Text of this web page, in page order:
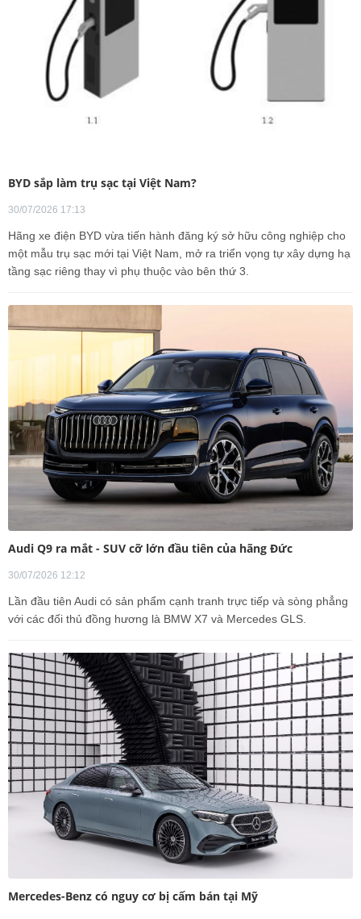
BYD sắp làm trụ sạc tại Việt Nam?
30/07/2026 17:13
Hãng xe điện BYD vừa tiến hành đăng ký sở hữu công nghiệp cho
một mẫu trụ sạc mới tại Việt Nam, mở ra triển vọng tự xây dựng hạ
tầng sạc riêng thay vì phụ thuộc vào bên thứ 3.
Audi Q9 ra mắt - SUV cỡ lớn đầu tiên của hãng Đức
30/07/2026 12:12
Lần đầu tiên Audi có sản phẩm cạnh tranh trực tiếp và sòng phẳng
với các đối thủ đồng hương là BMW X7 và Mercedes GLS.
Mercedes-Benz có nguy cơ bị cấm bán tại Mỹ